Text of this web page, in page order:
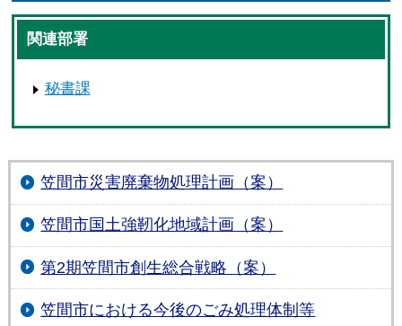
関連部署
秘書課
笠間市災害廃棄物処理計画（案）
笠間市国土強靭化地域計画（案）
第2期笠間市創生総合戦略（案）
笠間市における今後のごみ処理体制等